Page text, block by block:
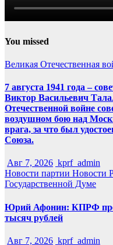
You missed
Великая Отечественная
7 августа 1941 года –
Виктор Васильевич
Отечественной войне
воздушном бою над
врага, за что был
Союза.
Авг 7, 2026 kprf_admin
Новости партии Новости
Государственной Думе
Юрий Афонин: КПРФ
тысяч рублей
Авг 7, 2026 kprf_admin